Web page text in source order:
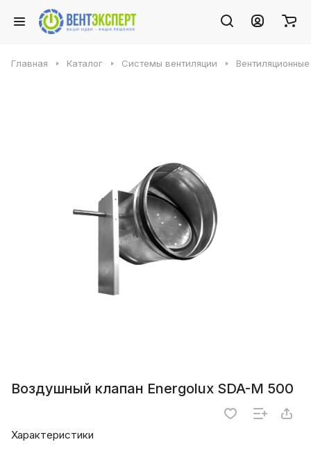
Главная Каталог Системы вентиляции
Воздушный клапан Energolux SDA-M 500
Характеристики